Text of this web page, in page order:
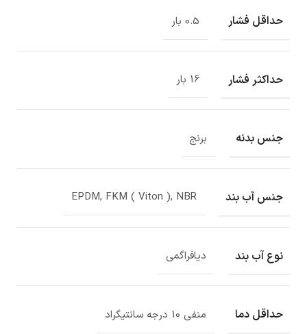
حداقل فشار 0.5 بار
حداکثر فشار 16 بار
جنس بدنه برنج
جنس آب بند EPDM, FKM ( Viton ), NBR
نوع آب بند دیافراگمی
حداقل دما منفی 10 درجه سانتیگراد